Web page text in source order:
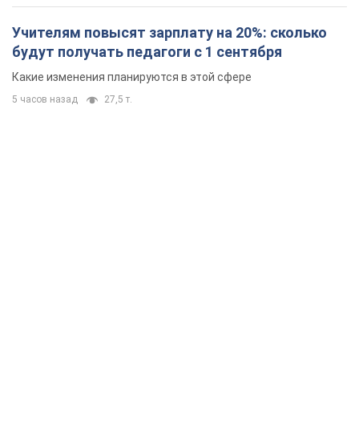
Учителям повысят зарплату на 20%: сколько
будут получать педагоги с 1 сентября
Какие изменения планируются в этой сфере
5 часов назад 27,5 т.